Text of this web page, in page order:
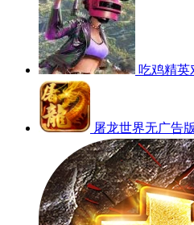
吃鸡精英
屠龙世界无广告版